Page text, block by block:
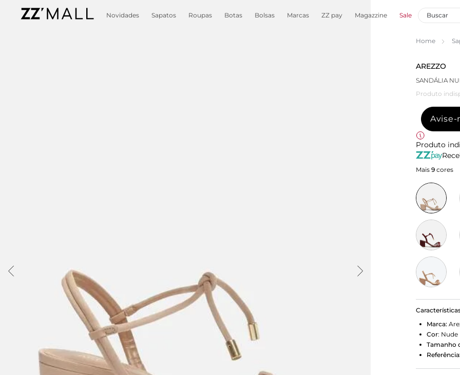
Novidades Sapatos Roupas Botas Bolsas Marcas ZZ pay Magazzine Sale
Home
AREZZO
SANDÁLIA
Produto
Avise-
Produto
Mais 9 cores
Marca:
Cor: Nude
Tamanho
Referência: